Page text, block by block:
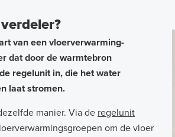
van een vloerverwarming-
dat door de warmtebron
regelunit in, die het water
laat stromen.
manier. Via de regelunit
om de vloer